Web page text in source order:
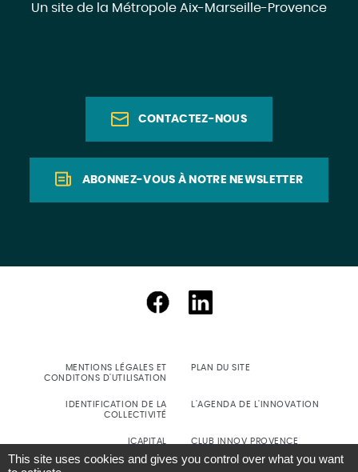
Un site de la Métropole Aix-Marseille-Provence
CONTACTEZ-NOUS
ABONNEZ-VOUS À NOTRE NEWSLETTER
MENTIONS LÉGALES ET
CONDITONS D'UTILISATION
PLAN DU SITE
IDENTIFICATION DE LA
COLLECTIVITÉ
L'AGENDA DE L'INNOVATION
ICAPITAL CLUB INNOV PROVENCE
SIGNALEMENT D'INCIDENT DE
This site uses cookies and gives you control over what you want